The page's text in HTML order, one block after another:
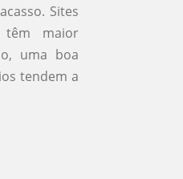
Sites
têm maior
uma boa
tendem a